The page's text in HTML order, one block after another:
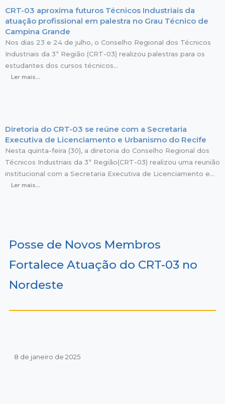
CRT-03 aproxima futuros Técnicos Industriais da
atuação profissional em palestra no Grau Técnico de
Campina Grande
Nos dias 23 e 24 de julho, o Conselho Regional dos Técnicos
Industriais da 3ª Região (CRT-03) realizou palestras para os
estudantes dos cursos técnicos…
Ler mais...
Diretoria do CRT-03 se reúne com a Secretaria
Executiva de Licenciamento e Urbanismo do Recife
Nesta quinta-feira (30), a diretoria do Conselho Regional dos
Técnicos Industriais da 3ª Região(CRT-03) realizou uma reunião
institucional com a Secretaria Executiva de Licenciamento e…
Ler mais...
Posse de Novos Membros
Fortalece Atuação do CRT-03 no
Nordeste
8 de janeiro de 2025